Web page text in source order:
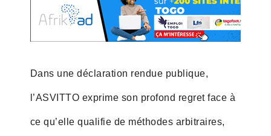
Dans une déclaration rendue publique,
l’ASVITTO exprime son profond regret face à
ce qu’elle qualifie de méthodes arbitraires,